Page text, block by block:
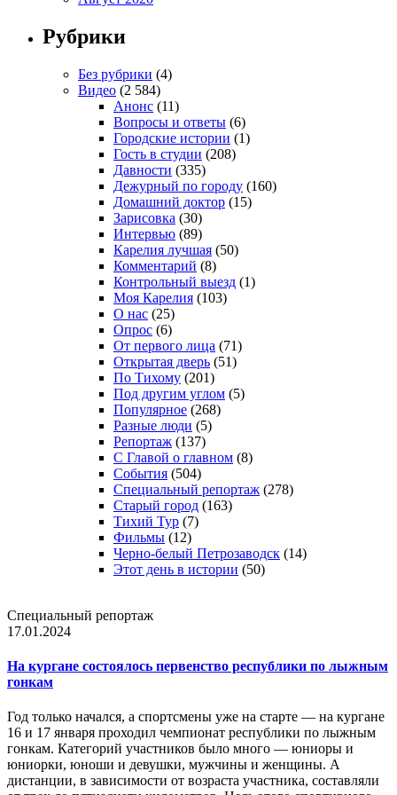
Рубрики
Без рубрики (4)
Видео (2 584)
Анонс (11)
Вопросы и ответы (6)
Городские истории (1)
Гость в студии (208)
Давности (335)
Дежурный по городу (160)
Домашний доктор (15)
Зарисовка (30)
Интервью (89)
Карелия лучшая (50)
Комментарий (8)
Контрольный выезд (1)
Моя Карелия (103)
О нас (25)
Опрос (6)
От первого лица (71)
Открытая дверь (51)
По Тихому (201)
Под другим углом (5)
Популярное (268)
Разные люди (5)
Репортаж (137)
С Главой о главном (8)
События (504)
Специальный репортаж (278)
Старый город (163)
Тихий Тур (7)
Фильмы (12)
Черно-белый Петрозаводск (14)
Этот день в истории (50)
Специальный репортаж
17.01.2024
На кургане состоялось первенство республики по лыжным
гонкам
Год только начался, а спортсмены уже на старте — на кургане
16 и 17 января проходил чемпионат республики по лыжным
гонкам. Категорий участников было много — юниоры и
юниорки, юноши и девушки, мужчины и женщины. А
дистанции, в зависимости от возраста участника, составляли